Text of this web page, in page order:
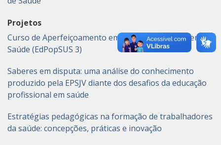
Projetos
Curso de Aperfeiçoamento em Educação Popular em
Saúde (EdPopSUS 3)
Saberes em disputa: uma análise do conhecimento
produzido pela EPSJV diante dos desafios da educação
profissional em saúde
Estratégias pedagógicas na formação de trabalhadores
da saúde: concepções, práticas e inovação